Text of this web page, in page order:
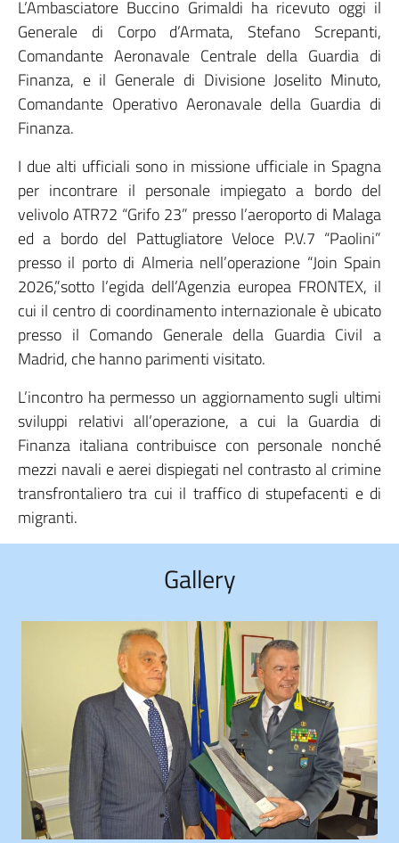
L’Ambasciatore Buccino Grimaldi ha ricevuto oggi il
Generale di Corpo d’Armata, Stefano Screpanti,
Comandante Aeronavale Centrale della Guardia di
Finanza, e il Generale di Divisione Joselito Minuto,
Comandante Operativo Aeronavale della Guardia di
Finanza.
I due alti ufficiali sono in missione ufficiale in Spagna
per incontrare il personale impiegato a bordo del
velivolo ATR72 “Grifo 23” presso l’aeroporto di Malaga
ed a bordo del Pattugliatore Veloce P.V.7 “Paolini”
presso il porto di Almeria nell’operazione “Join Spain
2026,”sotto l’egida dell’Agenzia europea FRONTEX, il
cui il centro di coordinamento internazionale è ubicato
presso il Comando Generale della Guardia Civil a
Madrid, che hanno parimenti visitato.
L’incontro ha permesso un aggiornamento sugli ultimi
sviluppi relativi all’operazione, a cui la Guardia di
Finanza italiana contribuisce con personale nonché
mezzi navali e aerei dispiegati nel contrasto al crimine
transfrontaliero tra cui il traffico di stupefacenti e di
migranti.
Gallery